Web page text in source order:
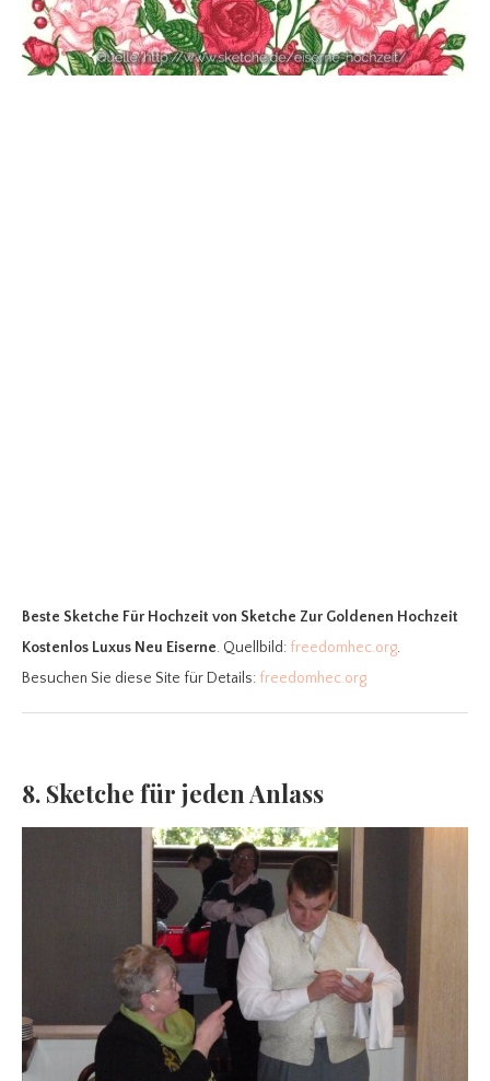
Beste Sketche Für Hochzeit von Sketche Zur Goldenen Hochzeit
Kostenlos Luxus Neu Eiserne. Quellbild: freedomhec.org.
Besuchen Sie diese Site für Details: freedomhec.org
8. Sketche für jeden Anlass